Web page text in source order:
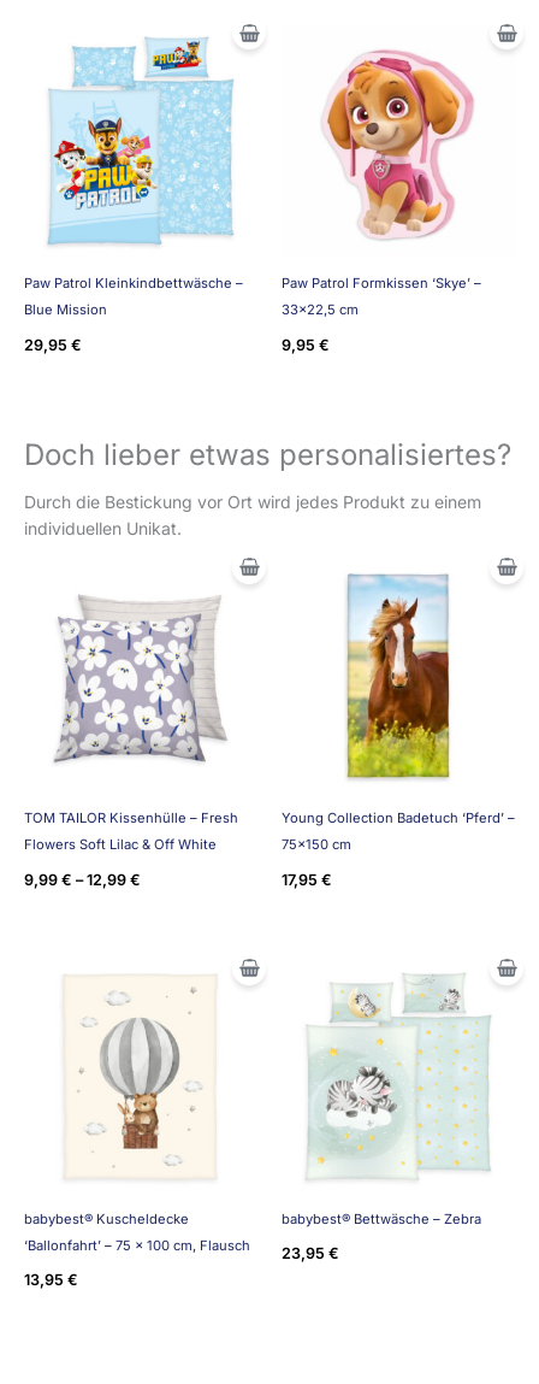
Paw Patrol Kleinkindbettwäsche –
Blue Mission
29,95 €
Paw Patrol Formkissen ‘Skye’ –
33×22,5 cm
9,95 €
Doch lieber etwas personalisiertes?
Durch die Bestickung vor Ort wird jedes Produkt zu einem
individuellen Unikat.
TOM TAILOR Kissenhülle – Fresh
Flowers Soft Lilac & Off White
9,99 € –12,99 €
Young Collection Badetuch ‘Pferd’ –
75×150 cm
17,95 €
babybest® Kuscheldecke
‘Ballonfahrt’ – 75 x 100 cm, Flausch
13,95 €
babybest® Bettwäsche – Zebra
23,95 €